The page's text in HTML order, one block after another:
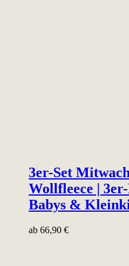
3er-Set
Wollfleece |
Babys &
ab 66,90 €